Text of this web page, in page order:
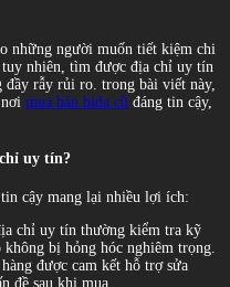
những người muốn tiết kiệm chi
tuy nhiên, tìm được địa chỉ uy tín
đầy rẫy rủi ro. trong bài viết này,
mua bàn bida cũ đáng tin cậy,
uy tín?
cậy mang lại nhiều lợi ích:
chỉ uy tín thường kiểm tra kỹ
bị hỏng hóc nghiêm trọng.
được cam kết hỗ trợ sửa
đề sau khi mua.